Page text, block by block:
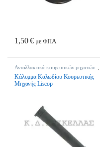
1,50€ με ΦΠΑ
Ανταλλακτικά κουρευτικών μηχανών
Κάλυμμα Καλωδίου Κουρευτικής
Μηχανής Liscop